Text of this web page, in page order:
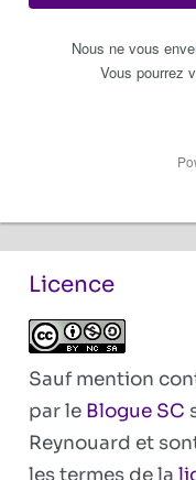
Nous ne vous
Vous pourrez
Licence
Sauf mention
par le Blogue SC
Reynouard et
les termes de la